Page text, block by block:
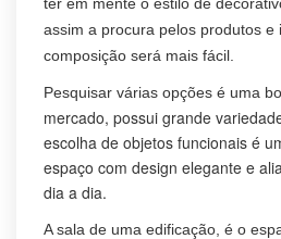
assim a procura pelos produtos e
composição será mais fácil.
Pesquisar várias opções é uma
mercado, possui grande
escolha de objetos funcionais é
espaço com design elegante e
dia a dia.
A sala de uma edificação, é o